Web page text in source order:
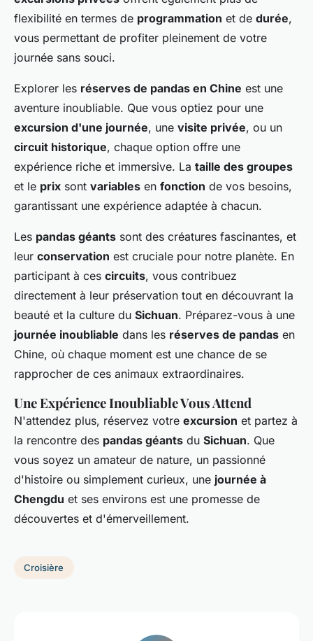
flexibilité en termes de programmation et de durée,
vous permettant de profiter pleinement de votre
journée sans souci.
Explorer les réserves de pandas en Chine est une
aventure inoubliable. Que vous optiez pour une
excursion d'une journée, une visite privée, ou un
circuit historique, chaque option offre une
expérience riche et immersive. La taille des groupes
et le prix sont variables en fonction de vos besoins,
garantissant une expérience adaptée à chacun.
Les pandas géants sont des créatures fascinantes, et
leur conservation est cruciale pour notre planète. En
participant à ces circuits, vous contribuez
directement à leur préservation tout en découvrant la
beauté et la culture du Sichuan. Préparez-vous à une
journée inoubliable dans les réserves de pandas en
Chine, où chaque moment est une chance de se
rapprocher de ces animaux extraordinaires.
Une Expérience Inoubliable Vous Attend
N'attendez plus, réservez votre excursion et partez à
la rencontre des pandas géants du Sichuan. Que
vous soyez un amateur de nature, un passionné
d'histoire ou simplement curieux, une journée à
Chengdu et ses environs est une promesse de
découvertes et d'émerveillement.
Croisière